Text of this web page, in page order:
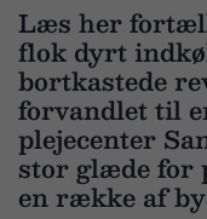
Læs her
flok dyrt
bortkastede
forvandlet til
plejecenter
stor glæde for
en række af